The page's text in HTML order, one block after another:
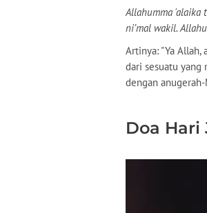
Allahumma 'alaika
ni’mal wakil.
Artinya: "Ya Allah,
dari sesuatu yang
dengan
Doa